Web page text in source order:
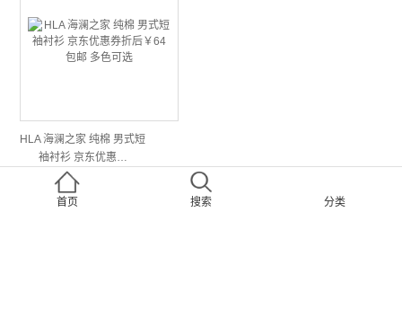
HLA 海澜之家 纯棉 男式短
袖衬衫 京东优惠…
首页 搜索 分类